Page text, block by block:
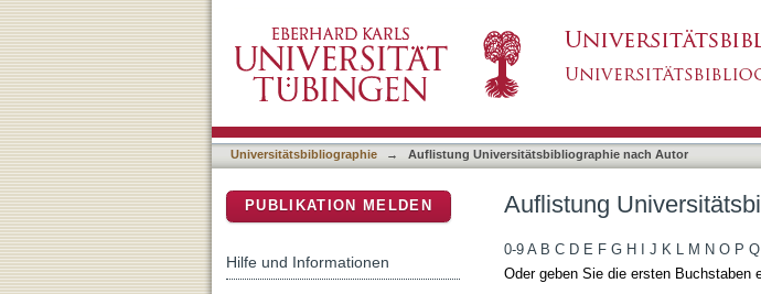
Universitätsbibliographie → Auflistung Universitätsbibliographie nach Autor
Auflistung
0-9 A B C D E F G H J K L M N O P Q
Oder geben Sie die ersten Buchstaben
PUBLIKATION MELDEN
Hilfe und Informationen